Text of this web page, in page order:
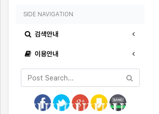
SIDE NAVIGATION
검색안내
이용안내